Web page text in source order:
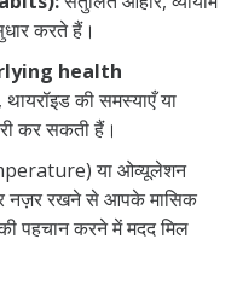
करते हैं।
health
की समस्याएँ या
कर सकती हैं।
या ओव्यूलेशन
नज़र रखने से आपके मासिक
पहचान करने में मदद मिल